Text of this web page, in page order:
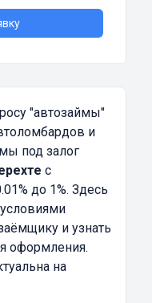
"автозаймы"
и
под залог
с
до 1%. Здесь
и узнать
оформления.
на